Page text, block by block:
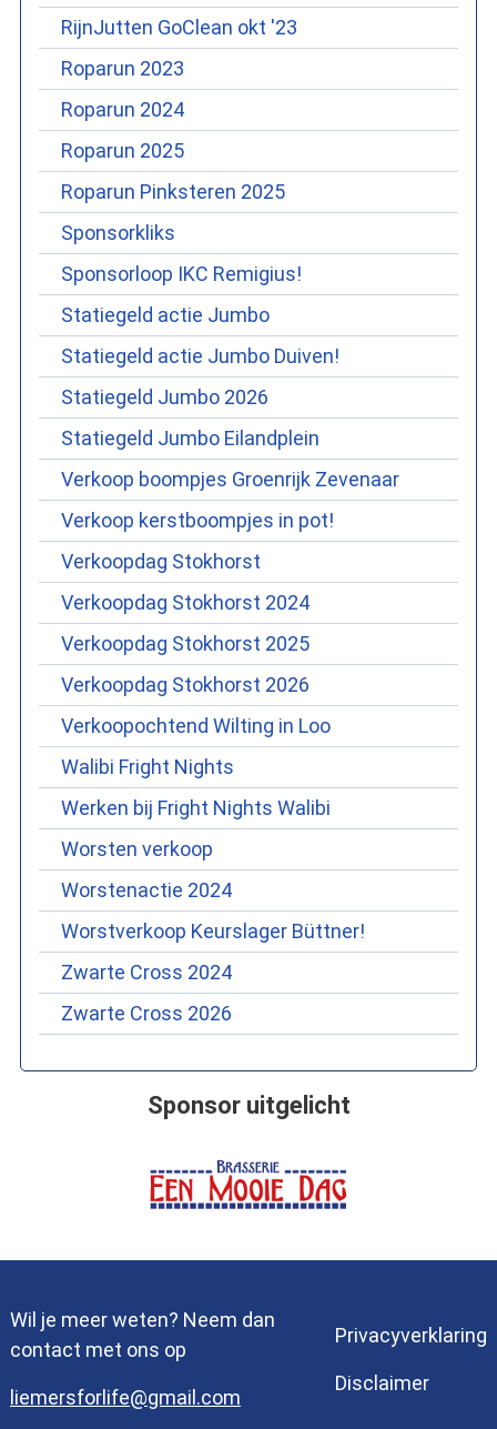
RijnJutten GoClean okt '23
Roparun 2023
Roparun 2024
Roparun 2025
Roparun Pinksteren 2025
Sponsorkliks
Sponsorloop IKC Remigius!
Statiegeld actie Jumbo
Statiegeld actie Jumbo Duiven!
Statiegeld Jumbo 2026
Statiegeld Jumbo Eilandplein
Verkoop boompjes Groenrijk Zevenaar
Verkoop kerstboompjes in pot!
Verkoopdag Stokhorst
Verkoopdag Stokhorst 2024
Verkoopdag Stokhorst 2025
Verkoopdag Stokhorst 2026
Verkoopochtend Wilting in Loo
Walibi Fright Nights
Werken bij Fright Nights Walibi
Worsten verkoop
Worstenactie 2024
Worstverkoop Keurslager Büttner!
Zwarte Cross 2024
Zwarte Cross 2026
Sponsor uitgelicht
Wil je meer weten? Neem dan
contact met ons op
liemersforlife@gmail.com
Privacyverklaring
Disclaimer